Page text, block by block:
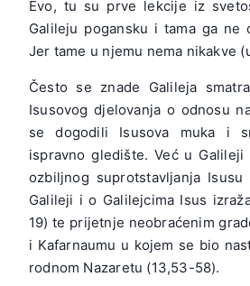
Evo, tu su prve lekcije iz
Galileju pogansku i tama ga ne
Jer tame u njemu nema nikakve
Često se znade Galileja
Isusovog djelovanja o odnosu
se dogodili Isusova muka i
ispravno gledište. Već u
ozbiljnog suprotstavljanja Isusu
Galileji i o Galilejcima Isus
19) te prijetnje neobraćenim
i Kafarnaumu u kojem se bio
rodnom Nazaretu (13,53-58).